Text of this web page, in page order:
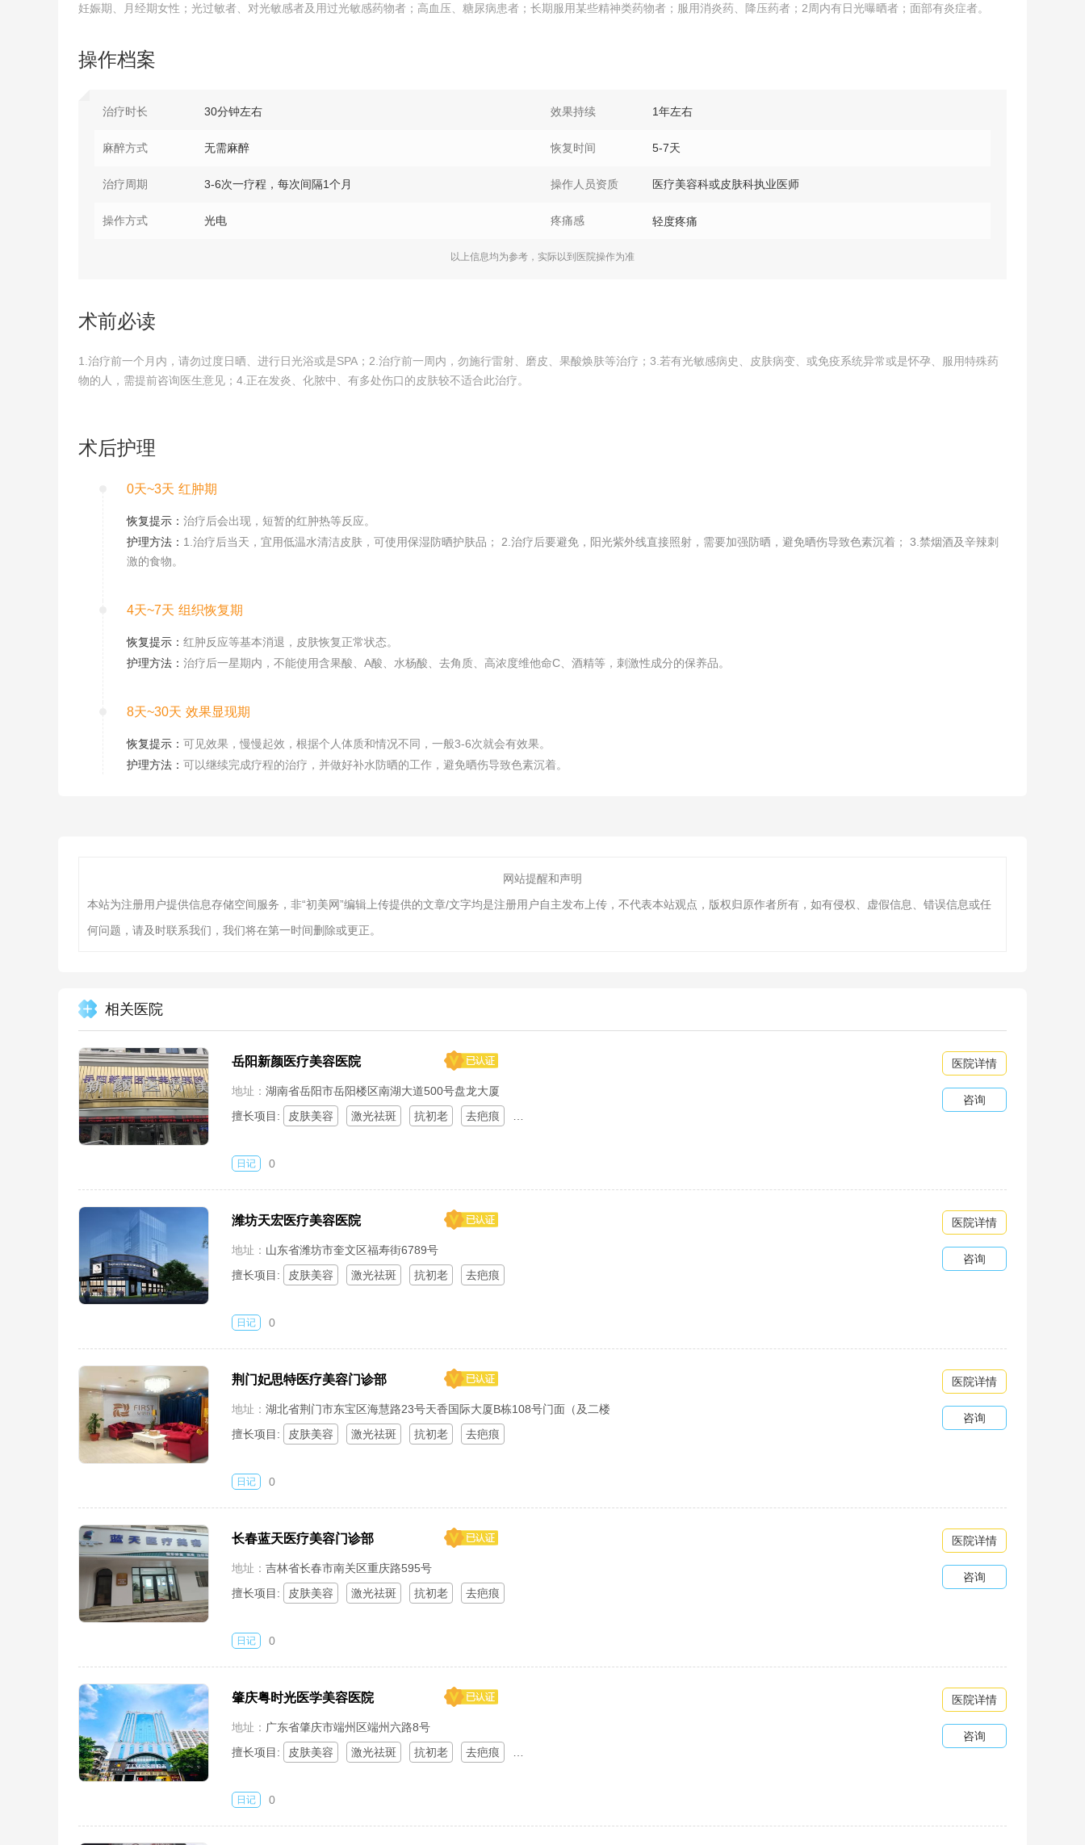
妊娠期、月经期女性；光过敏者、对光敏感者及用过光敏感药物者；高血压、糖尿病患者；长期服用某些精神类药物者；服用消炎药、降压药者；2周内有日光曝晒者；面部有炎症者。
操作档案
治疗时长 30分钟左右 效果持续 1年左右
麻醉方式 无需麻醉 恢复时间 5-7天
治疗周期 3-6次一疗程，每次间隔1个月 操作人员资质 医疗美容科或皮肤科执业医师
操作方式 光电 疼痛感 轻度疼痛
以上信息均为参考，实际以到医院操作为准
术前必读
1.治疗前一个月内，请勿过度日晒、进行日光浴或是SPA；2.治疗前一周内，勿施行雷射、磨皮、果酸焕肤等治疗；3.若有光敏感病史、皮肤病变、或免疫系统异常或是怀孕、服用特殊药
物的人，需提前咨询医生意见；4.正在发炎、化脓中、有多处伤口的皮肤较不适合此治疗。
术后护理
0天~3天 红肿期
恢复提示： 治疗后会出现，短暂的红肿热等反应。
护理方法： 1.治疗后当天，宜用低温水清洁皮肤，可使用保湿防晒护肤品； 2.治疗后要避免，阳光紫外线直接照射，需要加强防晒，避免晒伤导致色素沉着； 3.禁烟酒及辛辣刺
激的食物。
4天~7天 组织恢复期
恢复提示： 红肿反应等基本消退，皮肤恢复正常状态。
护理方法： 治疗后一星期内，不能使用含果酸、A酸、水杨酸、去角质、高浓度维他命C、酒精等，刺激性成分的保养品。
8天~30天 效果显现期
恢复提示： 可见效果，慢慢起效，根据个人体质和情况不同，一般3-6次就会有效果。
护理方法： 可以继续完成疗程的治疗，并做好补水防晒的工作，避免晒伤导致色素沉着。
网站提醒和声明
本站为注册用户提供信息存储空间服务，非“初美网”编辑上传提供的文章/文字均是注册用户自主发布上传，不代表本站观点，版权归原作者所有，如有侵权、虚假信息、错误信息或任
何问题，请及时联系我们，我们将在第一时间删除或更正。
相关医院
岳阳新颜医疗美容医院 医院详情
咨询
地址： 湖南省岳阳市岳阳楼区南湖大道500号盘龙大厦
擅长项目:
皮肤美容 激光祛斑 抗初老 去疤痕
日记 0
潍坊天宏医疗美容医院 医院详情
咨询
地址： 山东省潍坊市奎文区福寿街6789号
擅长项目:
皮肤美容 激光祛斑 抗初老 去疤痕
日记 0
荆门妃思特医疗美容门诊部 医院详情
咨询
地址： 湖北省荆门市东宝区海慧路23号天香国际大厦B栋108号门面（及二楼
201号）
擅长项目: 皮肤美容 激光祛斑 抗初老 去疤痕
日记 0
长春蓝天医疗美容门诊部 医院详情
咨询
地址： 吉林省长春市南关区重庆路595号
擅长项目:
皮肤美容 激光祛斑 抗初老 去疤痕
日记 0
肇庆粤时光医学美容医院 医院详情
咨询
地址： 广东省肇庆市端州区端州六路8号
擅长项目:
皮肤美容 激光祛斑 抗初老 去疤痕
日记 0